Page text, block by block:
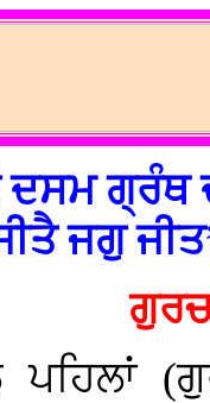
ਦਸਮ ਗ੍ਰੰਥ
ਜਗੁ